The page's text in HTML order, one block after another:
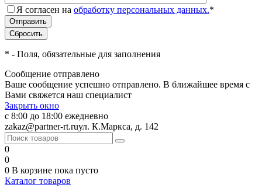
Я согласен на обработку персональных данных.*
* - Поля, обязательные для заполнения
Сообщение отправлено
Ваше сообщение успешно отправлено. В ближайшее время с
Вами свяжется наш специалист
Закрыть окно
с 8:00 до 18:00 ежедневно
zakaz@partner-rt.ruул. К.Маркса, д. 142
0
0
0 В корзине пока пусто
Каталог товаров